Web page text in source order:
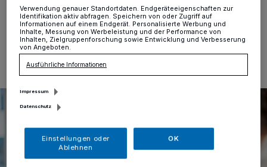
Eine Minute Lesezeit
Verwendung genauer Standortdaten. Endgeräteeigenschaften zur
Identifikation aktiv abfragen. Speichern von oder Zugriff auf
Informationen auf einem Endgerät. Personalisierte Werbung und
Inhalte, Messung von Werbeleistung und der Performance von
Inhalten, Zielgruppenforschung sowie Entwicklung und Verbesserung
von Angeboten.
Ausführliche Informationen
Impressum
Datenschutz
Einstellungen oder
Ablehnen
OK